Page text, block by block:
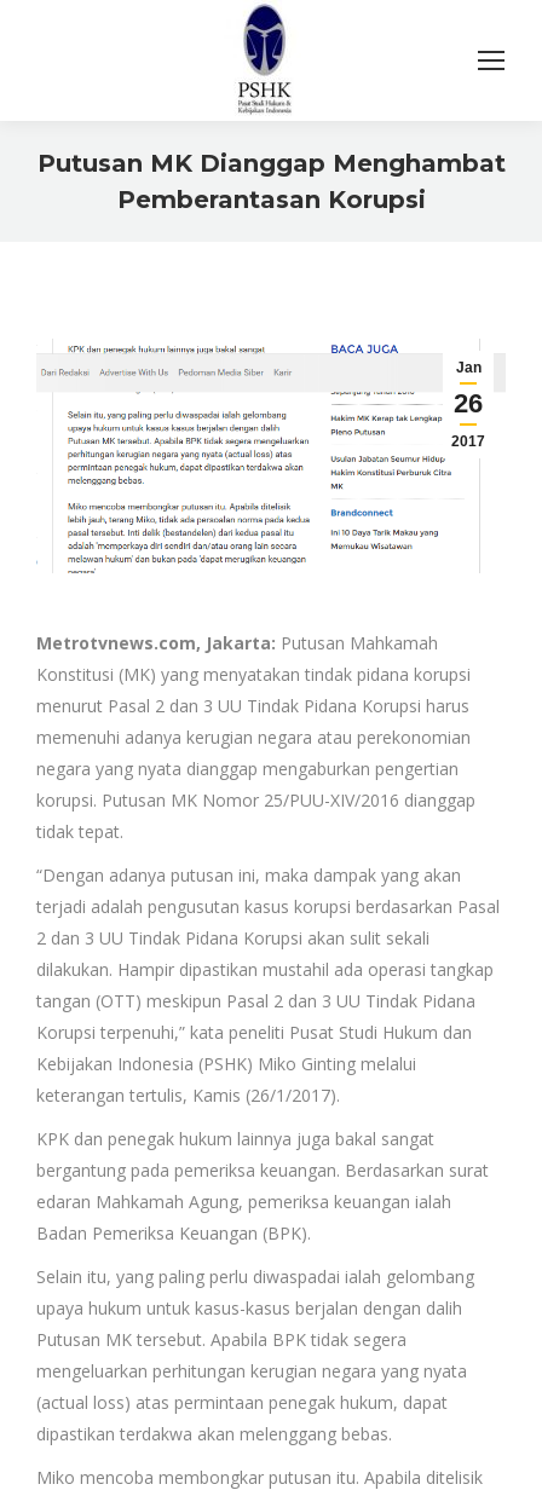
Putusan MK Dianggap Menghambat
Pemberantasan Korupsi
Jan
26
2017
Metrotvnews.com, Jakarta: Putusan Mahkamah
Konstitusi (MK) yang menyatakan tindak pidana korupsi
menurut Pasal 2 dan 3 UU Tindak Pidana Korupsi harus
memenuhi adanya kerugian negara atau perekonomian
negara yang nyata dianggap mengaburkan pengertian
korupsi. Putusan MK Nomor 25/PUU-XIV/2016 dianggap
tidak tepat.
“Dengan adanya putusan ini, maka dampak yang akan
terjadi adalah pengusutan kasus korupsi berdasarkan Pasal
2 dan 3 UU Tindak Pidana Korupsi akan sulit sekali
dilakukan. Hampir dipastikan mustahil ada operasi tangkap
tangan (OTT) meskipun Pasal 2 dan 3 UU Tindak Pidana
Korupsi terpenuhi,” kata peneliti Pusat Studi Hukum dan
Kebijakan Indonesia (PSHK) Miko Ginting melalui
keterangan tertulis, Kamis (26/1/2017).
KPK dan penegak hukum lainnya juga bakal sangat
bergantung pada pemeriksa keuangan. Berdasarkan surat
edaran Mahkamah Agung, pemeriksa keuangan ialah
Badan Pemeriksa Keuangan (BPK).
Selain itu, yang paling perlu diwaspadai ialah gelombang
upaya hukum untuk kasus-kasus berjalan dengan dalih
Putusan MK tersebut. Apabila BPK tidak segera
mengeluarkan perhitungan kerugian negara yang nyata
(actual loss) atas permintaan penegak hukum, dapat
dipastikan terdakwa akan melenggang bebas.
Miko mencoba membongkar putusan itu. Apabila ditelisik